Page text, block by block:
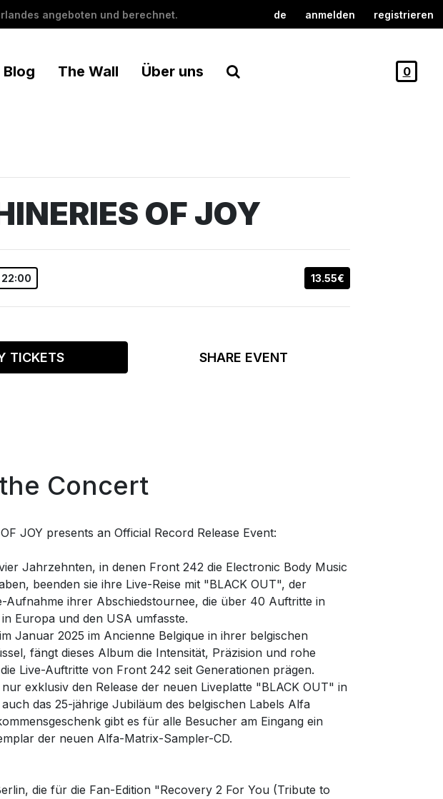
angeboten und berechnet. de anmelden registrieren
Blog The Wall Über uns 0
OF JOY
22:00 13.55€
TICKETS SHARE EVENT
Concert
JOY presents an Official Record Release Event:
Jahrzehnten, in denen Front 242 die Electronic Body Music
beenden sie ihre Live-Reise mit "BLACK OUT", der
Aufnahme ihrer Abschiedstournee, die über 40 Auftritte in
Europa und den USA umfasste.
Januar 2025 im Ancienne Belgique in ihrer belgischen
fängt dieses Album die Intensität, Präzision und rohe
Live-Auftritte von Front 242 seit Generationen prägen.
exklusiv den Release der neuen Liveplatte "BLACK OUT" in
das 25-jährige Jubiläum des belgischen Labels Alfa
gibt es für alle Besucher am Eingang ein
der neuen Alfa-Matrix-Sampler-CD.
die für die Fan-Edition "Recovery 2 For You (Tribute to